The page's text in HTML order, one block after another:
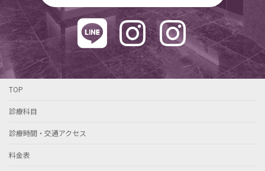
TOP
診療科目
診療時間・交通アクセス
料金表